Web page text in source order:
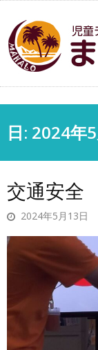
日: 2024年
交通安全
2024年5月13日